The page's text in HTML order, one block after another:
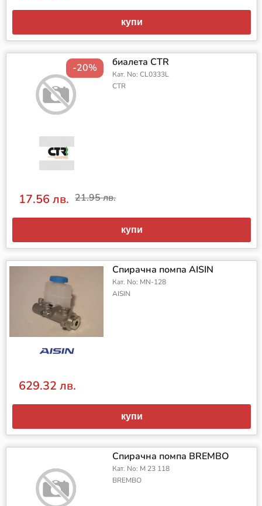
купи
-20% биалета CTR
Кат. No: CL0333L
CTR
17.56 лв. 21.95 лв.
купи
Спирачна помпа AISIN
Кат. No: MN-128
AISIN
629.32 лв.
купи
Спирачна помпа BREMBO
Кат. No: M 23 118
BREMBO